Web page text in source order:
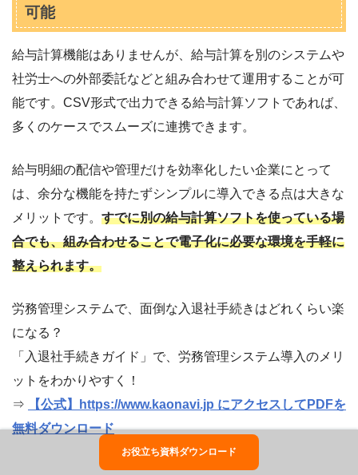
可能
給与計算機能はありませんが、給与計算を別のシステムや
社労士への外部委託などと組み合わせて運用することが可
能です。CSV形式で出力できる給与計算ソフトであれば、
多くのケースでスムーズに連携できます。
給与明細の配信や管理だけを効率化したい企業にとって
は、余分な機能を持たずシンプルに導入できる点は大きな
メリットです。 すでに別の給与計算ソフトを使っている場
合でも、組み合わせることで電子化に必要な環境を手軽に
整えられます。
労務管理システムで、面倒な入退社手続きはどれくらい楽
になる？
「入退社手続きガイド」で、労務管理システム導入のメリ
ットをわかりやすく！
⇒
【公式】https://www.kaonavi.jp にアクセスしてPDFを
無料ダウンロード
お役立ち資料ダウンロード